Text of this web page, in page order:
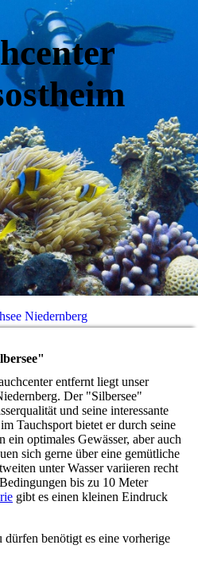
theim
Niedernberg
entfernt liegt unser
Der "Silbersee"
und seine interessante
Tauchsport bietet er durch seine
optimales Gewässer, aber auch
sich gerne über eine gemütliche
unter Wasser variieren recht
bis zu 10 Meter
gibt es einen kleinen Eindruck
benötigt es eine vorherige